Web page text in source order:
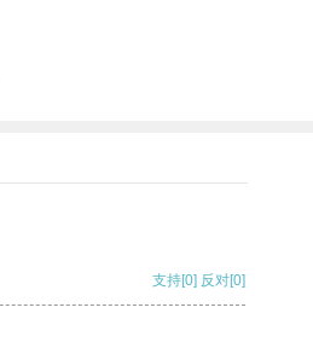
支持[0] 反对[0]